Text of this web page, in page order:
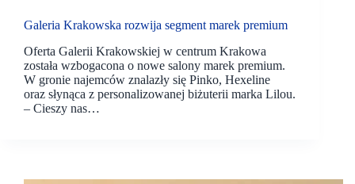
Galeria Krakowska rozwija segment marek premium
Oferta Galerii Krakowskiej w centrum Krakowa
została wzbogacona o nowe salony marek premium.
W gronie najemców znalazły się Pinko, Hexeline
oraz słynąca z personalizowanej biżuterii marka Lilou.
– Cieszy nas…